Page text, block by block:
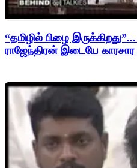
“தமிழில் பிழை
ராஜேந்திரன் இடையே